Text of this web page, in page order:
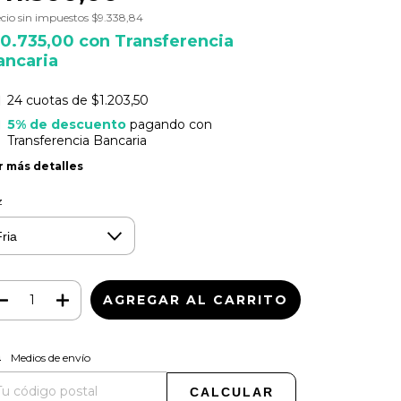
sin impuestos $9.338,84
con Transferencia
24 cuotas de $1.203,50
5% de descuentopagando con
Transferencia Bancaria
más detalles
para el CP:
Medios de envío
CALCULAR